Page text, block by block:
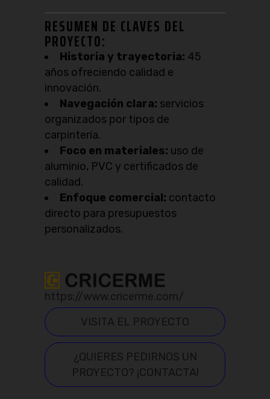
RESUMEN DE CLAVES DEL
PROYECTO:
Historia y trayectoria: 45
años ofreciendo calidad e
innovación.
Navegación clara: servicios
organizados por tipos de
carpintería.
Foco en materiales: uso de
aluminio, PVC y certificados de
calidad.
Enfoque comercial: contacto
directo para presupuestos
personalizados.
https://www.cricerme.com/
VISITA EL PROYECTO
¿QUIERES PEDIRNOS UN
PROYECTO? ¡CONTACTA!